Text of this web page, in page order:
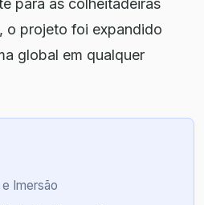
o projeto foi expandido
global em qualquer
Imersão